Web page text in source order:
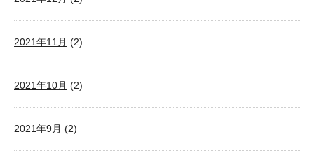
2021年11月 (2)
2021年10月 (2)
2021年9月 (2)